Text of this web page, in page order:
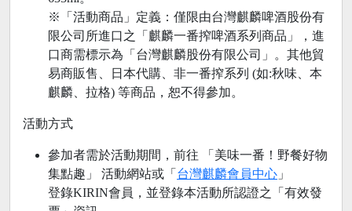
※「活動商品」定義：僅限由台灣麒麟啤酒股份有
限公司所進口之「麒麟一番搾啤酒系列商品」，進
口商需標示為「台灣麒麟股份有限公司」。其他貿
易商販售、日本代購、非一番搾系列 (如:秋味、本
麒麟、拉格) 等商品，恕不得參加。
活動方式
參加者需於活動期間，前往 「美味一番！野餐好物
集點趣」 活動網站或「 台灣麒麟會員中心 」
登錄KIRIN會員，並登錄本活動所認證之「有效發